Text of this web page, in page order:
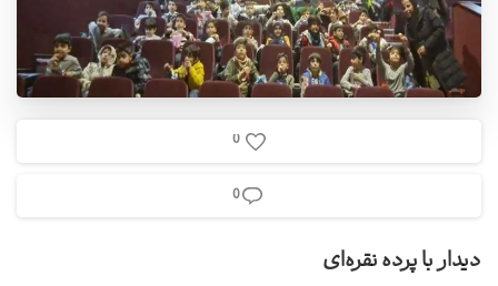
0
0
دیدار با پرده نقره‌ای